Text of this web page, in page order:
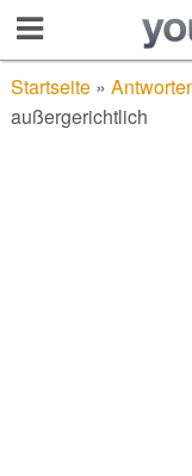
Startseite»
außergerichtlich